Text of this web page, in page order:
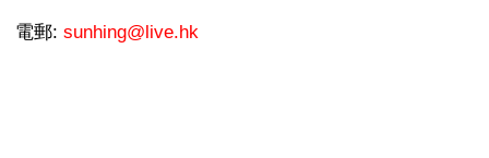
電郵: sunhing@live.hk